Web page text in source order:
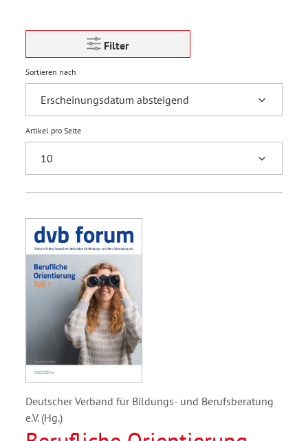
Filter
Sortieren nach
Artikel pro Seite
Deutscher Verband für Bildungs- und Berufsberatung
e.V. (Hg.)